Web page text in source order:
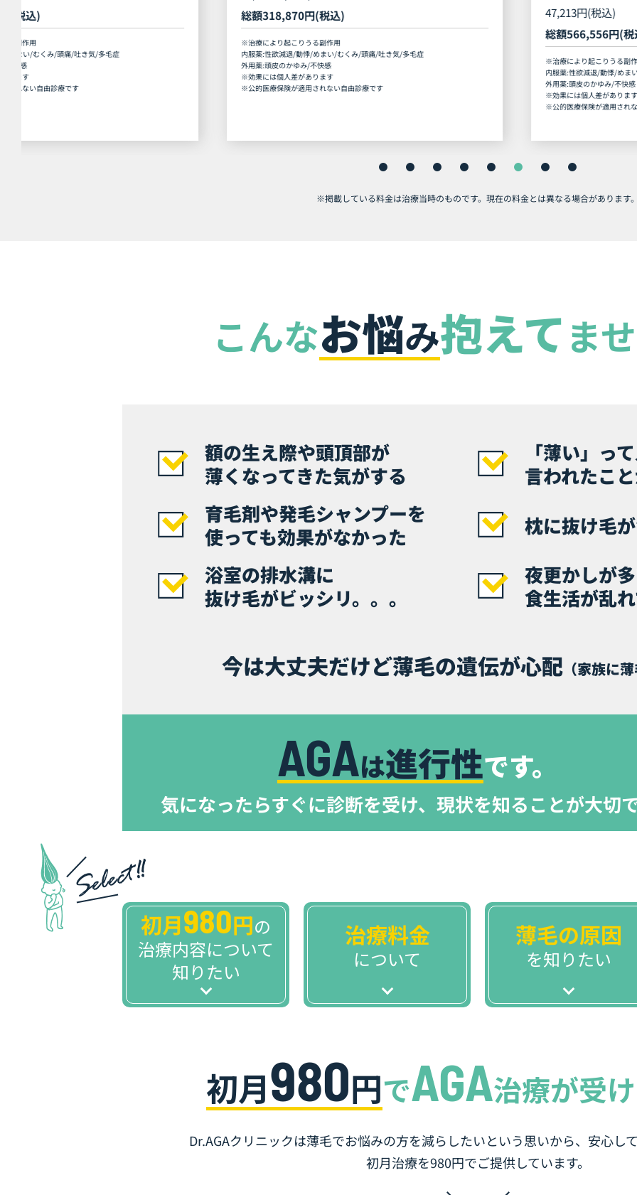
内服薬:性欲減退/動悸/めまい/むくみ/頭痛/吐き気/多毛症
※公的医療保険が適用されない自由診療です
総額566,556円(税込)
※治療により起こりうる副作用
外用薬:頭皮のかゆみ/不快感
※効果には個人差があります
※掲載している料金は治療当時のものです。 現在の料金とは異なる場合があります。
こんなお悩み抱えてま
額の生え際や頭頂部が
薄くなってきた気がする
「薄い」っ
言われたこ
育毛剤や発毛シャンプーを
使っても効果がなかった
枕に抜け毛
浴室の排水溝に
抜け毛がビッシリ。。。
夜更かしが多
食生活が乱
今は大丈夫だけど薄毛の遺伝が心配 （家族に
AGAは進行性です。
気になったらすぐに診断を受け、 現状を知ることが大切で
初月980円の
治療内容について
知りたい
治療料金
について
薄毛の原因
を知りたい
初月980円でAGA治療が受
Dr.AGAクリニックは薄毛でお悩みの方を減らしたいという思いから、安心し
初月治療を980円でご提供しています。